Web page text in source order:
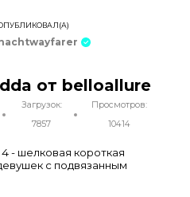
от belloallure
Загрузок:
7857
Просмотров:
10414
- шелковая короткая
с подвязанным